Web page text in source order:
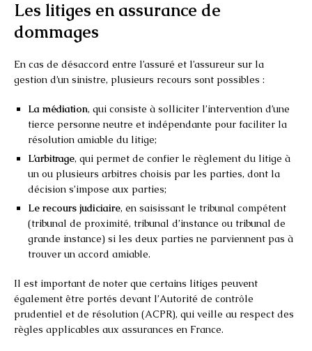
Les litiges en assurance de
dommages
En cas de désaccord entre l’assuré et l’assureur sur la
gestion d’un sinistre, plusieurs recours sont possibles :
La médiation, qui consiste à solliciter l’intervention d’une
tierce personne neutre et indépendante pour faciliter la
résolution amiable du litige;
L’arbitrage, qui permet de confier le règlement du litige à
un ou plusieurs arbitres choisis par les parties, dont la
décision s’impose aux parties;
Le recours judiciaire, en saisissant le tribunal compétent
(tribunal de proximité, tribunal d’instance ou tribunal de
grande instance) si les deux parties ne parviennent pas à
trouver un accord amiable.
Il est important de noter que certains litiges peuvent
également être portés devant l’Autorité de contrôle
prudentiel et de résolution (ACPR), qui veille au respect des
règles applicables aux assurances en France.